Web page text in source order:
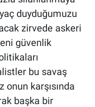
duyduğumuzu
zirvede askeri
güvenlik
bu savaş
onun karşısında
başka bir